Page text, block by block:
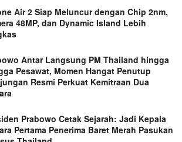
Air 2 Siap Meluncur dengan Chip 2nm,
48MP, dan Dynamic Island Lebih
Antar Langsung PM Thailand hingga
Pesawat, Momen Hangat Penutup
Resmi Perkuat Kemitraan Dua
Prabowo Cetak Sejarah: Jadi Kepala
Pertama Penerima Baret Merah Pasukan